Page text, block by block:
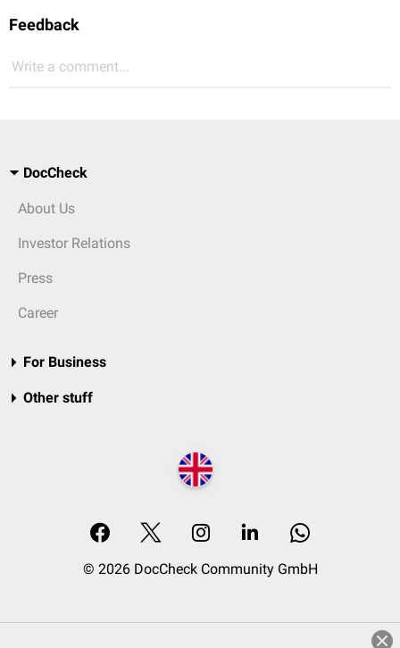
Feedback
Write a comment...
DocCheck
About Us
Investor Relations
Press
Career
For Business
Other stuff
© 2026 DocCheck Community GmbH